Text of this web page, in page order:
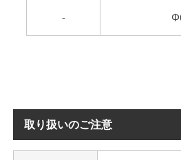
-
取り扱いのご注意